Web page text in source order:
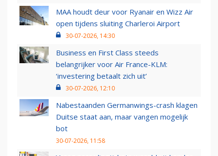
MAA houdt deur voor Ryanair en Wizz Air
open tijdens sluiting Charleroi Airport
30-07-2026, 14:30
Business en First Class steeds
belangrijker voor Air France-KLM:
‘investering betaalt zich uit’
30-07-2026, 12:10
Nabestaanden Germanwings-crash klagen
Duitse staat aan, maar vangen mogelijk
bot
30-07-2026, 11:58